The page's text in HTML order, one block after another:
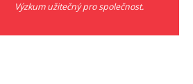
Výzkum užitečný pro společnost.